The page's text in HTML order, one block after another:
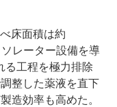
床面積は約
レーター設備を導
る工程を極力排除
整した薬液を直下
造効率も高めた。